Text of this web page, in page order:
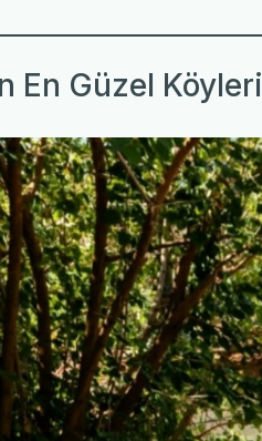
En Güzel Köyleri